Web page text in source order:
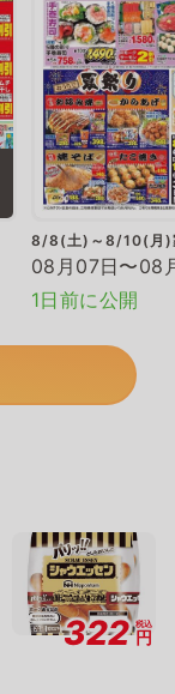
8/8(土)～8/10(月)
08月07日〜08
1日前に公開
322 税込
円